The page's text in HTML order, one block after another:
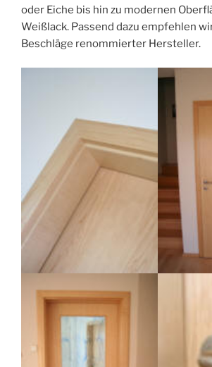
oder Eiche bis hin zu modernen
Weißlack. Passend dazu empfehlen
Beschläge renommierter Hersteller.